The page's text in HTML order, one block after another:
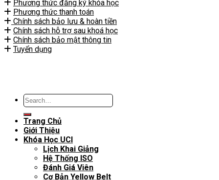
Phương thức đăng ký khóa học
Phương thức thanh toán
Chính sách bảo lưu & hoàn tiền
Chính sách hỗ trợ sau khoá học
Chính sách bảo mật thông tin
Tuyển dụng
Trang Chủ
Giới Thiệu
Khóa Học UCI
Lịch Khai Giảng
Hệ Thống ISO
Đánh Giá Viên
Cơ Bản Yellow Belt